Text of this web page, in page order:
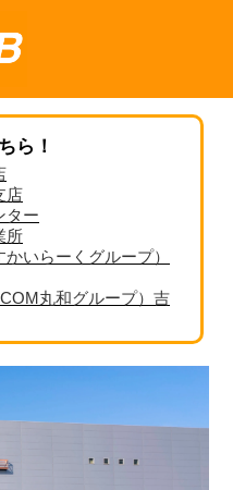
ら！
店
ター
所
いらーくグループ）
丸和グループ）吉